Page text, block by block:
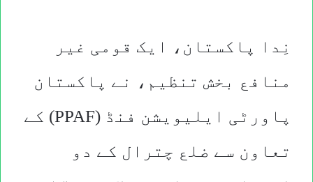
نِدا پاکستان، ایک قومی غیر
منافع بخش تنظیم، نے پاکستان
پاورٹی ایلیویشن فنڈ (PPAF) کے
تعاون سے ضلع چترال کے دو